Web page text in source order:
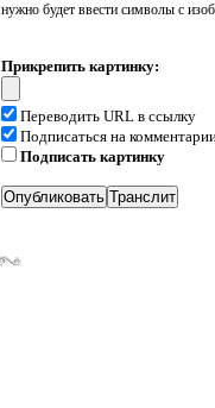
нужно будет ввести символы с
Прикрепить картинку:
Переводить URL в ссылку
Подписаться на
Подписать картинку